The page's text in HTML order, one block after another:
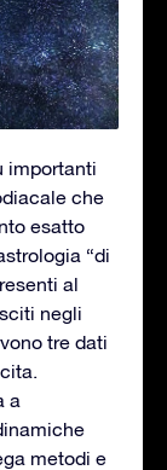
importanti
che
esatto
“di
al
negli
tre dati
a
metodi e